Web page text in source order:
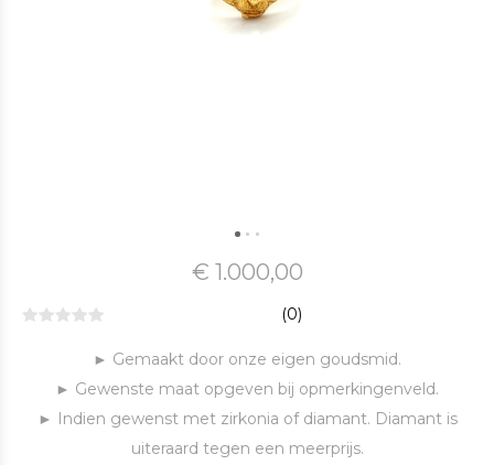
€ 1.000,00
(0)
► Gemaakt door onze eigen goudsmid.
► Gewenste maat opgeven bij opmerkingenveld.
► Indien gewenst met zirkonia of diamant. Diamant is
uiteraard tegen een meerprijs.